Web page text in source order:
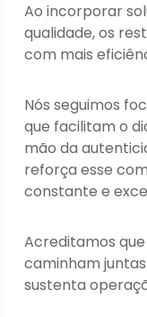
Ao incorporar
qualidade, os
com mais
Nós seguimos
que facilitam o
mão da
reforça esse
constante e
Acreditamos
caminham
sustenta